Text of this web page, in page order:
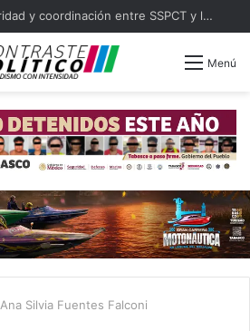
Con 423 nuevos consultorios médicos se cubrirá la atención en todo Tabasco
Menú
Ana Silvia Fuentes Falconi